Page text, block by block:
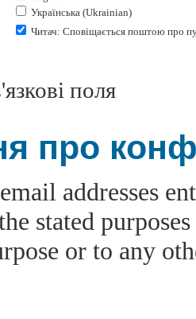
Українська (Ukrainian)
Читач: Сповіщається поштою про
поля
про
addresses
stated
or to any